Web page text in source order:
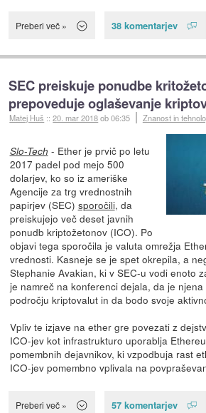
Preberi več » 38 komentarjev
SEC preiskuje ponudbe
prepoveduje oglaševanje
Matej Huš ::20. mar 2018ob 06:35 Znanost in
Slo-Tech - Ether je prvič po letu
2017 padel pod mejo 500
dolarjev, ko so iz ameriške
Agencije za trg vrednostnih
papirjev (SEC) sporočili, da
preiskujejo več deset javnih
ponudb kriptožetonov (ICO). Po
objavi tega sporočila je valuta omrežja
vrednosti. Kasneje se je spet okrepila, a
Stephanie Avakian, ki v SEC-u vodi enoto
je namreč na konferenci dejala, da je
področju kriptovalut in da bodo svoje
Vpliv te izjave na ether gre povezati z
ICO-jev kot infrastrukturo uporablja
pomembnih dejavnikov, ki vzpodbuja rast
ICO-jev pomembno vplivala na
Preberi več » 57 komentarjev